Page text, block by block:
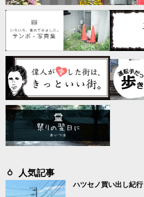
人気記事
ハツセノ買い出し紀行